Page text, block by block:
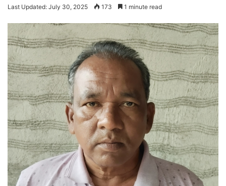
Last Updated: July 30, 2025 173 1 minute read